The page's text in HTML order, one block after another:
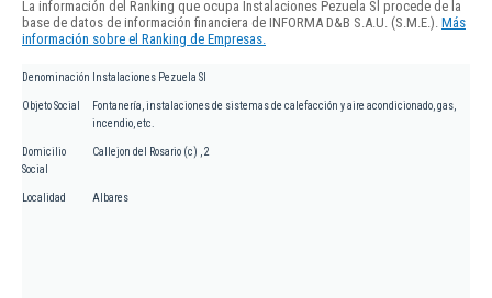
La información del Ranking que ocupa Instalaciones Pezuela Sl procede de la
base de datos de información financiera de INFORMA D&B S.A.U. (S.M.E.). Más
información sobre el Ranking de Empresas.
Denominación Instalaciones Pezuela Sl
Objeto Social
Fontanería, instalaciones de sistemas de calefacción y aire acondicionado, gas,
incendio, etc.
Domicilio
Social
Callejon del Rosario (c) , 2
Localidad Albares